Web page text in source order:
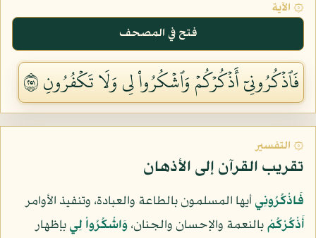
۞ الآية
فتح في المصحف
فَٱذۡكُرُونِيٓ أَذۡكُرۡكُمۡ وَٱشۡكُرُواْ لِي وَلَا تَكۡفُرُونِ ١٥٢
۞ التفسير
تقريب القرآن إلى الأذهان
فَاذْكُرُونِيأيها المسلمون بالطاعة والعبادة، وتنفيذ الأوامر
أَذْكُرْكُمْبالنعمة والإحسان والجنان،وَاشْكُرُواْ لِيبإظهار